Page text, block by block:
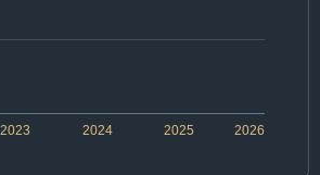
2024 2026
2023 2025